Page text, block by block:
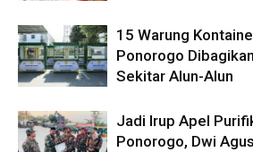
15 Warung
Ponorogo
Sekitar Alun-Alun
Jadi Irup Apel
Ponorogo, Dwi